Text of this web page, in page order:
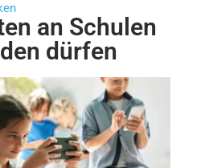
an Schulen
dürfen